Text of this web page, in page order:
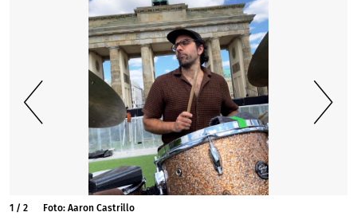
Foto: Aaron Castrillo
1 / 2